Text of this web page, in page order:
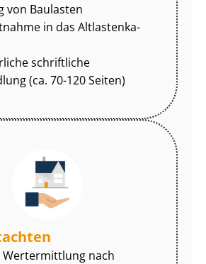
von Baulasten
in das Alt­las­ten­ka­
schriftliche
(ca. 70-120 Seiten)
Wertermittlung nach